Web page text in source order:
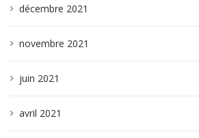
décembre 2021
novembre 2021
juin 2021
avril 2021